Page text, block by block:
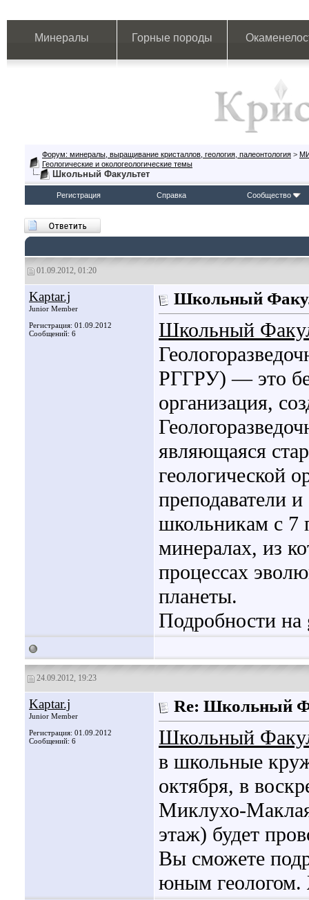
Минералы Горные породы
Форум: минералы, выращивание кристаллов, геология, палеонтология >
Геологические и окологеологические темы
Школьный Факультет
Регистрация Справка Сообщество
01.09.2012, 01:20
Kaptar.j
Junior Member
Регистрация: 01.09.2012
Сообщений: 6
Школьный
Школьный
РГГРУ) — это
организация,
являющаяся
геологической
преподаватели
школьникам с 7
минералах, из
процессах
планеты.
Подробности на
24.09.2012, 19:23
Kaptar.j
Junior Member
Регистрация: 01.09.2012
Сообщений: 6
Re: Школьный
Школьный
в школьные
октября, в
Миклухо-
этаж) будет
Вы сможете
юным